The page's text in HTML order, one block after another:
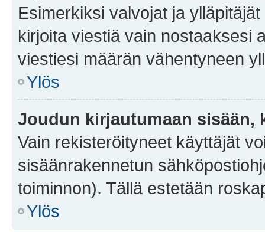
Esimerkiksi valvojat ja
kirjoita viestiä vain nostaaksesi
viestiesi määrän vähentyneen
Ylös
Joudun kirjautumaan sisään,
Vain rekisteröityneet käyttäjät
sisäänrakennetun
toiminnon). Tällä estetään
Ylös